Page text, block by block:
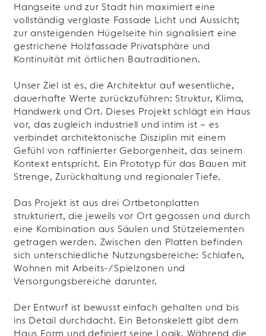
Hangseite und zur Stadt hin maximiert eine
vollständig verglaste Fassade Licht und Aussicht;
zur ansteigenden Hügelseite hin signalisiert eine
gestrichene Holzfassade Privatsphäre und
Kontinuität mit örtlichen Bautraditionen.
Unser Ziel ist es, die Architektur auf wesentliche,
dauerhafte Werte zurückzuführen: Struktur, Klima,
Handwerk und Ort. Dieses Projekt schlägt ein Haus
vor, das zugleich industriell und intim ist – es
verbindet architektonische Disziplin mit einem
Gefühl von raffinierter Geborgenheit, das seinem
Kontext entspricht. Ein Prototyp für das Bauen mit
Strenge, Zurückhaltung und regionaler Tiefe.
Das Projekt ist aus drei Ortbetonplatten
strukturiert, die jeweils vor Ort gegossen und durch
eine Kombination aus Säulen und Stützelementen
getragen werden. Zwischen den Platten befinden
sich unterschiedliche Nutzungsbereiche: Schlafen,
Wohnen mit Arbeits-/Spielzonen und
Versorgungsbereiche darunter.
Der Entwurf ist bewusst einfach gehalten und bis
ins Detail durchdacht. Ein Betonskelett gibt dem